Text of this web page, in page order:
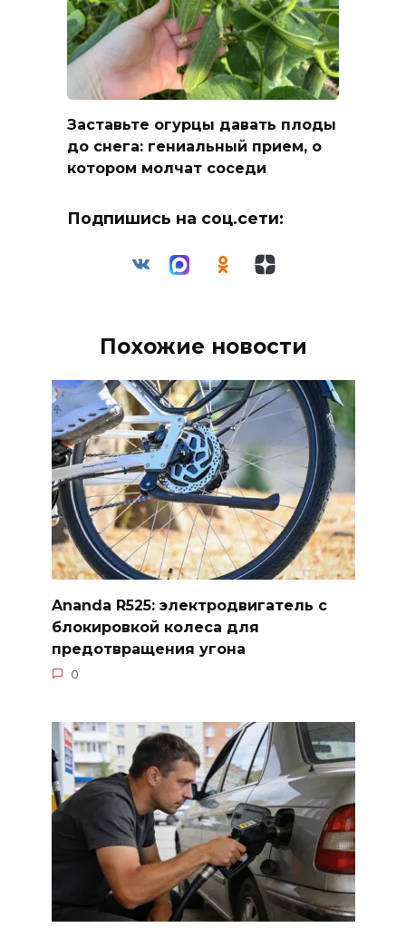
Заставьте огурцы давать плоды
до снега: гениальный прием, о
котором молчат соседи
Подпишись на соц.сети:
Похожие новости
Ananda R525: электродвигатель с
блокировкой колеса для
предотвращения угона
0